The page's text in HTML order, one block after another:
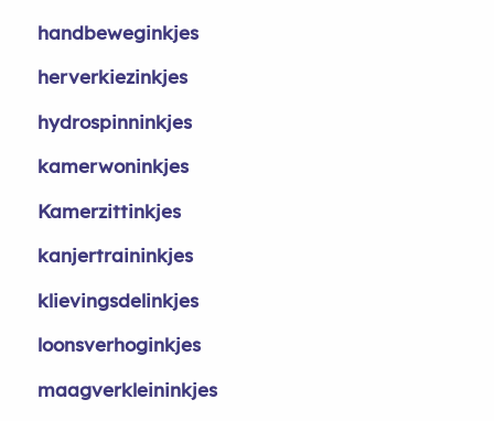
handbeweginkjes
herverkiezinkjes
hydrospinninkjes
kamerwoninkjes
Kamerzittinkjes
kanjertraininkjes
klievingsdelinkjes
loonsverhoginkjes
maagverkleininkjes